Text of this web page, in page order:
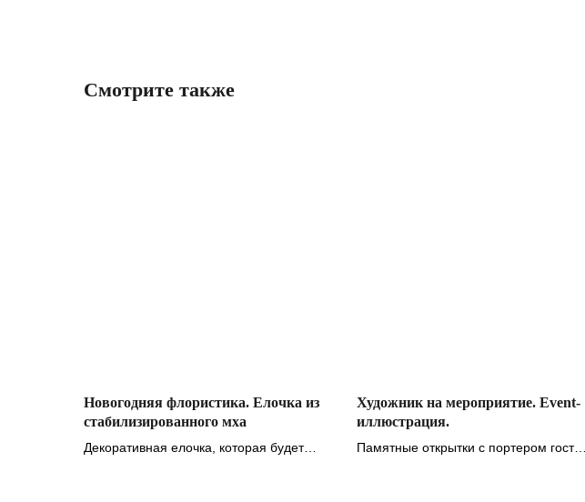
Смотрите также
Новогодняя флористика. Елочка из
стабилизированного мха
Декоративная елочка, которая будет
Художник на мероприятие. Event-
иллюстрация.
Памятные открытки с портером гостя в